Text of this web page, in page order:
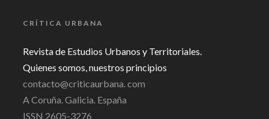
CRÍTICA URBANA
Revista de Estudios Urbanos y Territoriales.
Quienes somos, nuestros principios
contacto@criticaurbana. com
A Coruña. Galicia. España
ISSN 2605-3276